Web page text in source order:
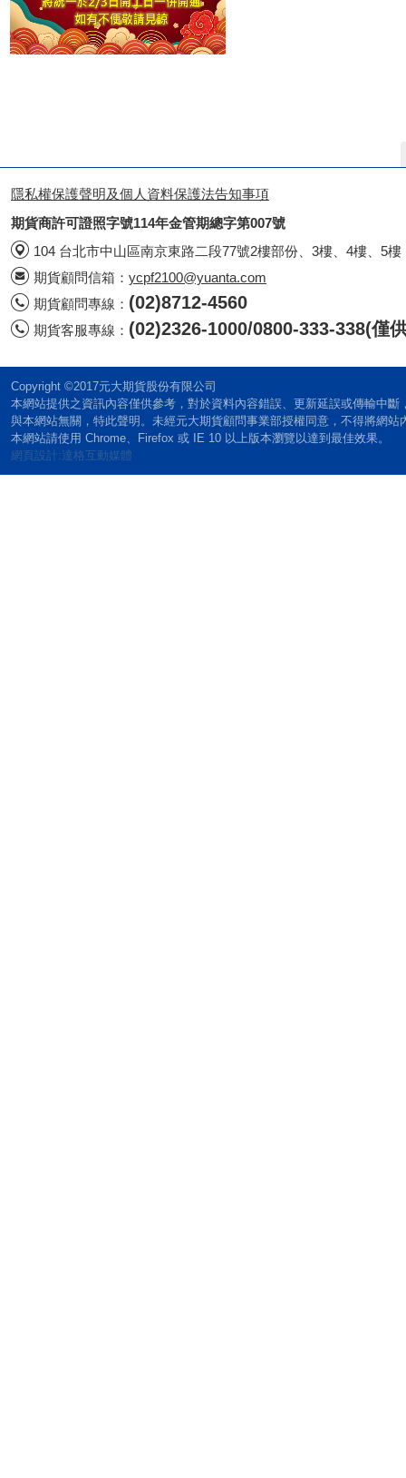
隱私權保護聲明及個人資料保護法告知事項
期貨商許可證照字號114年金管期總字第007號
104 台北市中山區南京東路二段77號2樓部份、3樓、4樓、5樓
期貨顧問信箱： ycpf2100@yuanta.com
期貨顧問專線： (02)8712-4560
期貨客服專線： (02)2326-1000/0800-333-338(僅
Copyright ©2017元大期貨股份有限公司
本網站提供之資訊內容僅供參考，對於資料內容錯誤、更新延誤或傳輸中
與本網站無關，特此聲明。未經元大期貨顧問事業部授權同意，不得將網站
本網站請使用 Chrome、Firefox 或 IE 10 以上版本瀏覽以達到最佳效果。
網頁設計:達格互動媒體